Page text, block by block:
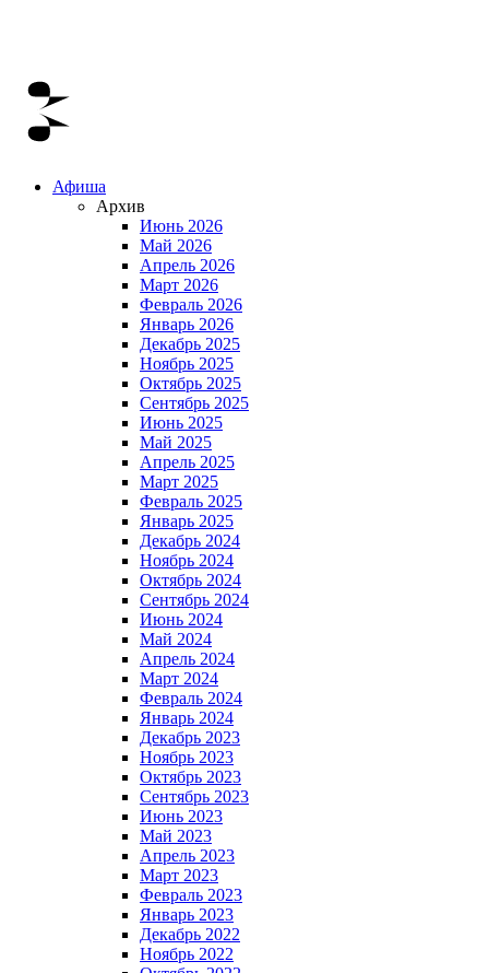
Афиша
Архив
Июнь 2026
Май 2026
Апрель 2026
Март 2026
Февраль 2026
Январь 2026
Декабрь 2025
Ноябрь 2025
Октябрь 2025
Сентябрь 2025
Июнь 2025
Май 2025
Апрель 2025
Март 2025
Февраль 2025
Январь 2025
Декабрь 2024
Ноябрь 2024
Октябрь 2024
Сентябрь 2024
Июнь 2024
Май 2024
Апрель 2024
Март 2024
Февраль 2024
Январь 2024
Декабрь 2023
Ноябрь 2023
Октябрь 2023
Сентябрь 2023
Июнь 2023
Май 2023
Апрель 2023
Март 2023
Февраль 2023
Январь 2023
Декабрь 2022
Ноябрь 2022